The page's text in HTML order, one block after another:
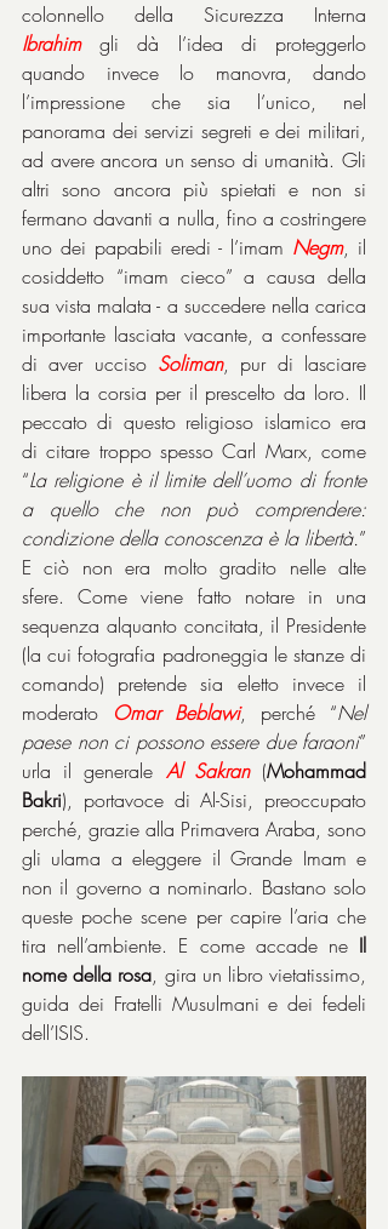
Ibrahim gli dà l’idea di proteggerlo
quando invece lo manovra, dando
l’impressione che sia l’unico, nel
panorama dei servizi segreti e dei militari,
ad avere ancora un senso di umanità. Gli
altri sono ancora più spietati e non si
fermano davanti a nulla, fino a costringere
uno dei papabili eredi - l’imam Negm, il
cosiddetto “imam cieco” a causa della
sua vista malata - a succedere nella carica
importante lasciata vacante, a confessare
di aver ucciso Soliman, pur di lasciare
libera la corsia per il prescelto da loro. Il
peccato di questo religioso islamico era
di citare troppo spesso Carl Marx, come
“La religione è il limite dell’uomo di fronte
a quello che non può comprendere:
condizione della conoscenza è la libertà.”
E ciò non era molto gradito nelle alte
sfere. Come viene fatto notare in una
sequenza alquanto concitata, il Presidente
(la cui fotografia padroneggia le stanze di
comando) pretende sia eletto invece il
moderato Omar Beblawi, perché “Nel
paese non ci possono essere due faraoni”
urla il generale Al Sakran (Mohammad
Bakri), portavoce di Al-Sisi, preoccupato
perché, grazie alla Primavera Araba, sono
gli ulama a eleggere il Grande Imam e
non il governo a nominarlo. Bastano solo
queste poche scene per capire l’aria che
tira nell’ambiente. E come accade ne Il
nome della rosa, gira un libro vietatissimo,
guida dei Fratelli Musulmani e dei fedeli
dell’ISIS.